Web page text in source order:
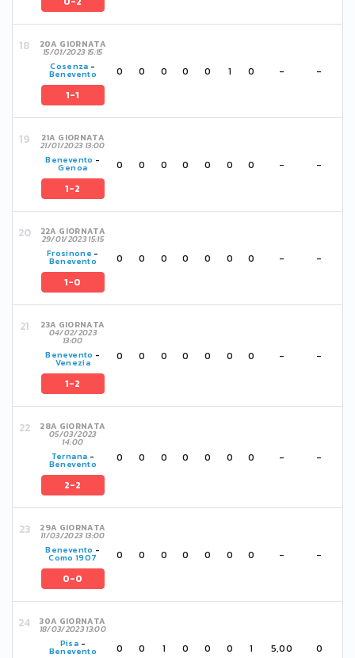
20A GIORNATA
15/01/2023 15:15
Cosenza -
Benevento
1-1
0 0 0 0 0 1 0 - -
21A GIORNATA
21/01/2023 13:00
Benevento -
Genoa
1-2
0 0 0 0 0 0 0 - -
22A GIORNATA
29/01/2023 15:15
Frosinone -
Benevento
1-0
0 0 0 0 0 0 0 - -
23A GIORNATA
04/02/2023
13:00
Benevento -
Venezia
1-2
0 0 0 0 0 0 0 - -
28A GIORNATA
05/03/2023
14:00
Ternana -
Benevento
2-2
0 0 0 0 0 0 0 - -
29A GIORNATA
11/03/2023 13:00
Benevento -
Como 1907
0-0
0 0 0 0 0 0 0 - -
30A GIORNATA
18/03/2023 13:00
Pisa -
Benevento 0 0 1 0 0 0 1 5,00 0